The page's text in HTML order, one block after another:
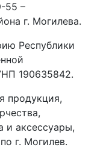
55 –
г. Могилева.
Республики
190635842.
продукция,
и аксессуары,
г. Могилев.